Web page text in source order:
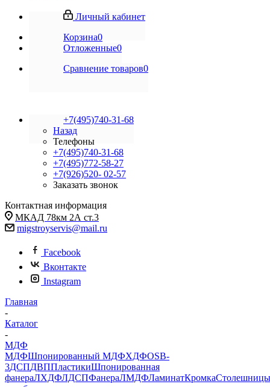
Личный кабинет
Корзина0
Отложенные0
Сравнение товаров0
+7(495)740-31-68
Назад
Телефоны
+7(495)740-31-68
+7(495)772-58-27
+7(926)520- 02-57
Заказать звонок
Контактная информация
МКАД 78км 2А ст.3
migstroyservis@mail.ru
Facebook
Вконтакте
Instagram
Главная
-
Каталог
-
МДФ
МДФШпонированный МДФХДФOSB-
3ДСПДВППластикиШпонированная
фанераЛХДФЛДСПФанераЛМДФЛаминатКромкаСтолешницы